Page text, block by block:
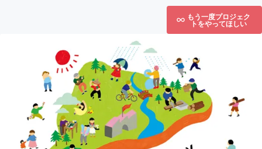
もう一度プロジェク
トをやってほしい